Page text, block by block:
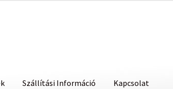
Szállítási Információ Kapcsolat